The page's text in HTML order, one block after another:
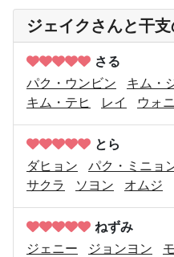
ジェイクさんと干
さる
パク・ウンビン
キム・
キム・テヒ
レイ ウォ
とら
ダヒョン
パク・ミニョ
サクラ
ソヨン オムジ
ねずみ
ジェニー
ジョンヨン